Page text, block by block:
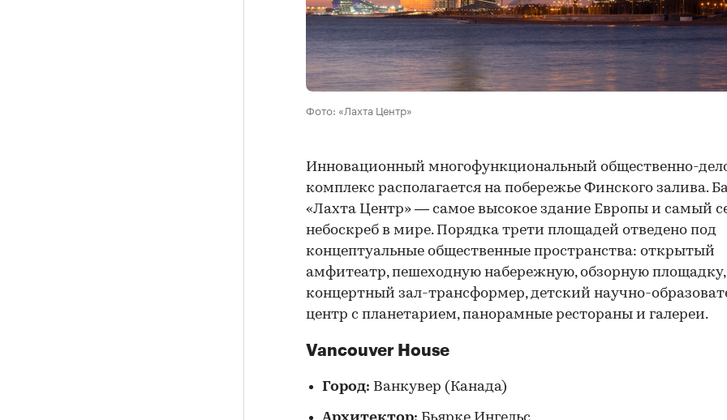
Фото: «Лахта Центр»
Инновационный многофункциональный общественно-
комплекс располагается на побережье Финского залива.
«Лахта Центр» — самое высокое здание Европы и самый
небоскреб в мире. Порядка трети площадей отведено под
концептуальные общественные пространства: открытый
амфитеатр, пешеходную набережную, обзорную площадку,
концертный зал-трансформер, детский научно-
центр с планетарием, панорамные рестораны и галереи.
Vancouver House
Город: Ванкувер (Канада)